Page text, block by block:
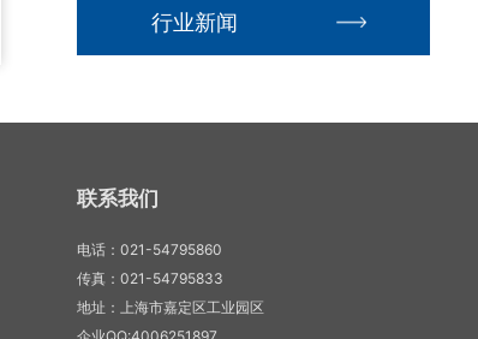
行业新闻
联系我们
电话：021-54795860
传真：021-54795833
地址：上海市嘉定区工业园区